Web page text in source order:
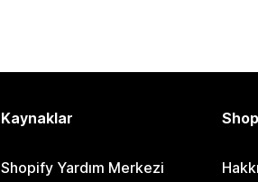
Kaynaklar
Shopify Yardım Merkezi